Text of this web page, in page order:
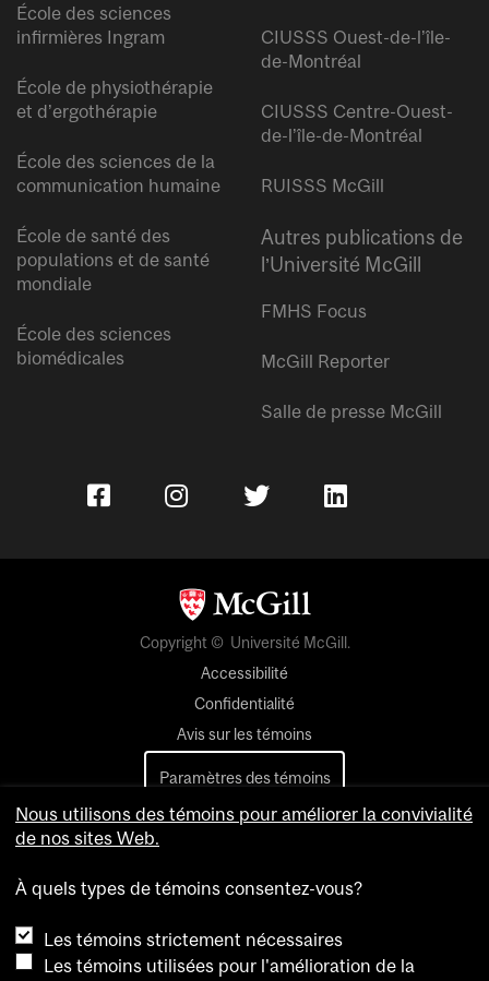
École des sciences
infirmières Ingram
École de physiothérapie
et d’ergothérapie
École des sciences de la
communication humaine
École de santé des
populations et de santé
mondiale
École des sciences
biomédicales
CIUSSS Ouest-de-l’île-
de-Montréal
CIUSSS Centre-Ouest-
de-l’île-de-Montréal
RUISSS McGill
Autres publications de
l’Université McGill
FMHS Focus
McGill Reporter
Salle de presse McGill
Copyright © Université McGill.
Accessibilité
Confidentialité
Avis sur les témoins
Paramètres des témoins
Pour nous joindre
Nous utilisons des témoins pour améliorer la convivialité
de nos sites Web.
À quels types de témoins consentez-vous?
Les témoins strictement nécessaires
Les témoins utilisées pour l'amélioration de la